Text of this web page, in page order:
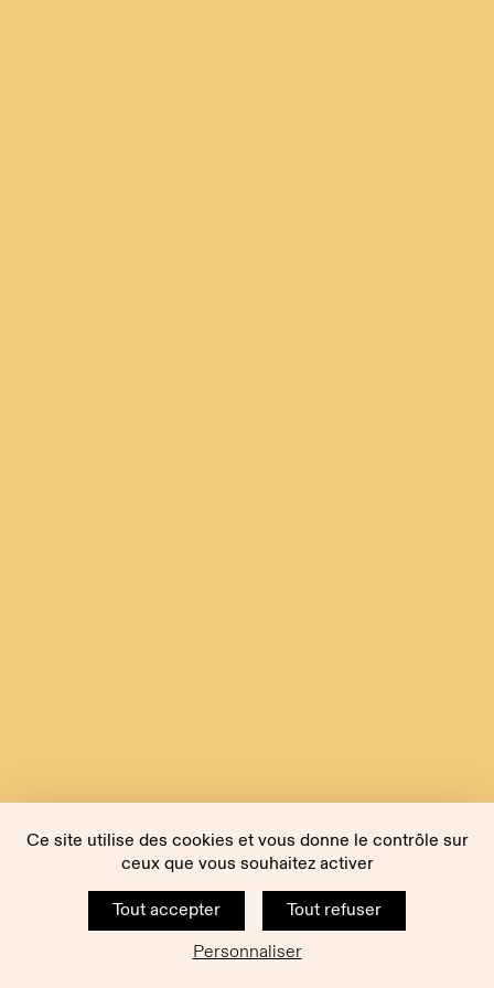
Ce site utilise des cookies et vous donne le contrôle sur
ceux que vous souhaitez activer
Tout accepter
Tout refuser
Personnaliser